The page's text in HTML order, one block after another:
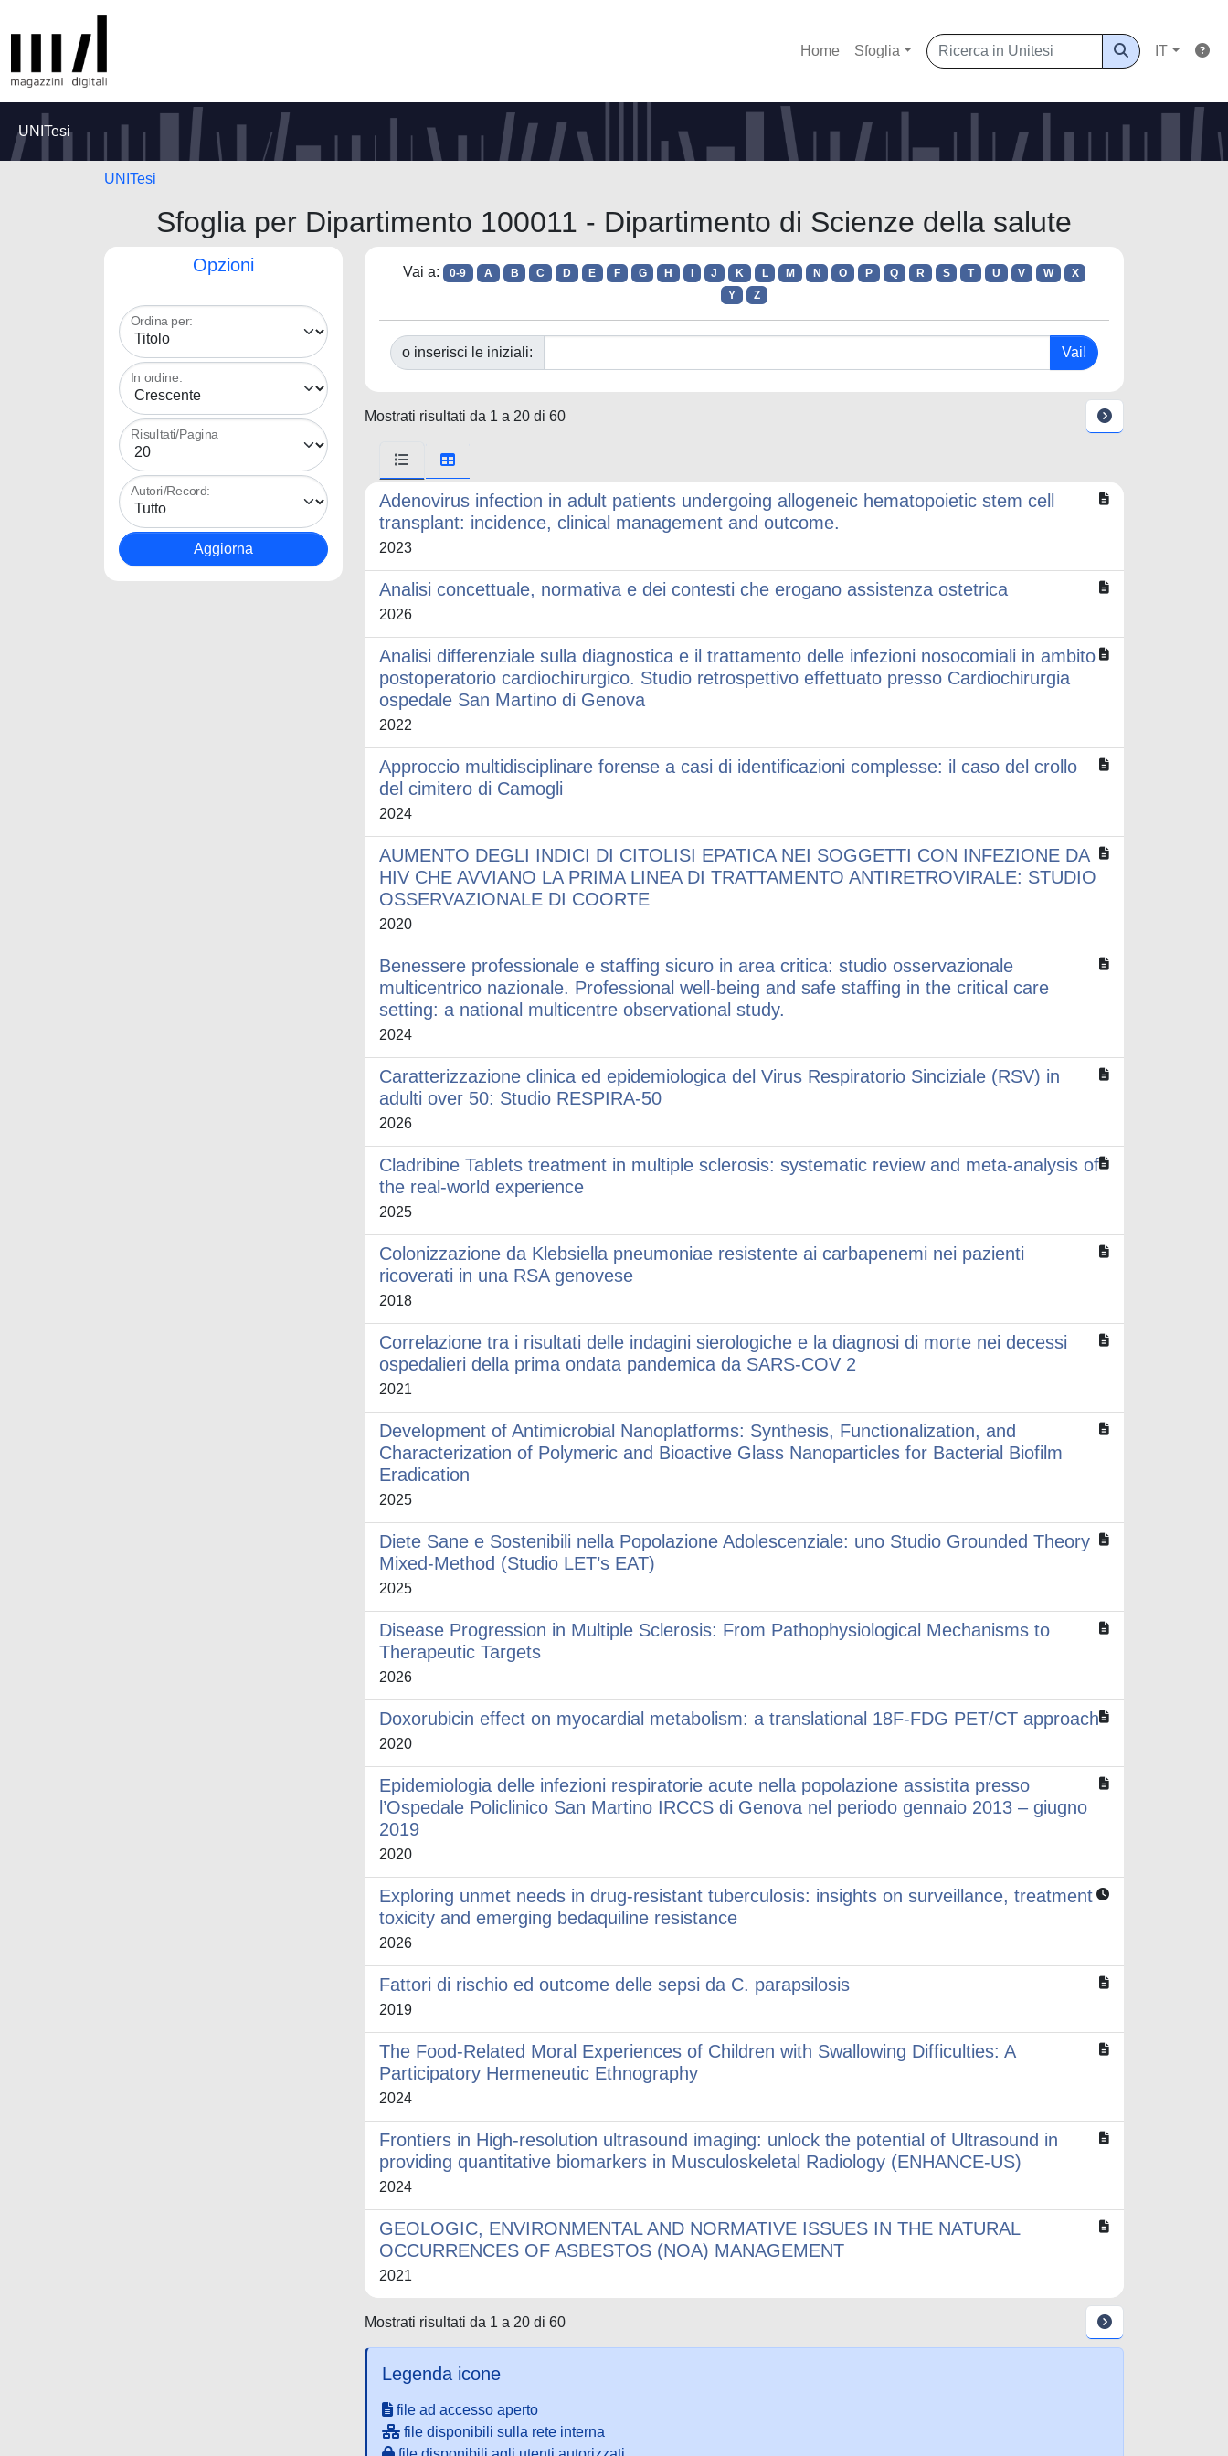
Home Sfoglia IT
UNITesi
UNITesi
Sfoglia per Dipartimento 100011 - Dipartimento di Scienze della salute
Opzioni
Ordina per:
In ordine:
Risultati/Pagina
Autori/Record:
Vai a: 0-9 A B C D E F G H J K L M N O P Q R S T U V W
X
Y
Z
o inserisci le iniziali:
Mostrati risultati da 1 a 20 di 60
Adenovirus infection in adult patients undergoing allogeneic hematopoietic stem cell
transplant: incidence, clinical management and outcome.
2023
Analisi concettuale, normativa e dei contesti che erogano assistenza ostetrica
2026
Analisi differenziale sulla diagnostica e il trattamento delle infezioni nosocomiali in ambito
postoperatorio cardiochirurgico. Studio retrospettivo effettuato presso Cardiochirurgia
ospedale San Martino di Genova
2022
Approccio multidisciplinare forense a casi di identificazioni complesse: il caso del crollo
del cimitero di Camogli
2024
AUMENTO DEGLI INDICI DI CITOLISI EPATICA NEI SOGGETTI CON INFEZIONE DA
HIV CHE AVVIANO LA PRIMA LINEA DI TRATTAMENTO ANTIRETROVIRALE: STUDIO
OSSERVAZIONALE DI COORTE
2020
Benessere professionale e staffing sicuro in area critica: studio osservazionale
multicentrico nazionale. Professional well-being and safe staffing in the critical care
setting: a national multicentre observational study.
2024
Caratterizzazione clinica ed epidemiologica del Virus Respiratorio Sinciziale (RSV) in
adulti over 50: Studio RESPIRA-50
2026
Cladribine Tablets treatment in multiple sclerosis: systematic review and meta-analysis of
the real-world experience
2025
Colonizzazione da Klebsiella pneumoniae resistente ai carbapenemi nei pazienti
ricoverati in una RSA genovese
2018
Correlazione tra i risultati delle indagini sierologiche e la diagnosi di morte nei decessi
ospedalieri della prima ondata pandemica da SARS-COV 2
2021
Development of Antimicrobial Nanoplatforms: Synthesis, Functionalization, and
Characterization of Polymeric and Bioactive Glass Nanoparticles for Bacterial Biofilm
Eradication
2025
Diete Sane e Sostenibili nella Popolazione Adolescenziale: uno Studio Grounded Theory
Mixed-Method (Studio LET’s EAT)
2025
Disease Progression in Multiple Sclerosis: From Pathophysiological Mechanisms to
Therapeutic Targets
2026
Doxorubicin effect on myocardial metabolism: a translational 18F-FDG PET/CT approach
2020
Epidemiologia delle infezioni respiratorie acute nella popolazione assistita presso
l’Ospedale Policlinico San Martino IRCCS di Genova nel periodo gennaio 2013 – giugno
2019
2020
Exploring unmet needs in drug-resistant tuberculosis: insights on surveillance, treatment
toxicity and emerging bedaquiline resistance
2026
Fattori di rischio ed outcome delle sepsi da C. parapsilosis
2019
The Food-Related Moral Experiences of Children with Swallowing Difficulties: A
Participatory Hermeneutic Ethnography
2024
Frontiers in High-resolution ultrasound imaging: unlock the potential of Ultrasound in
providing quantitative biomarkers in Musculoskeletal Radiology (ENHANCE-US)
2024
GEOLOGIC, ENVIRONMENTAL AND NORMATIVE ISSUES IN THE NATURAL
OCCURRENCES OF ASBESTOS (NOA) MANAGEMENT
2021
Mostrati risultati da 1 a 20 di 60
Legenda icone
file ad accesso aperto
file disponibili sulla rete interna